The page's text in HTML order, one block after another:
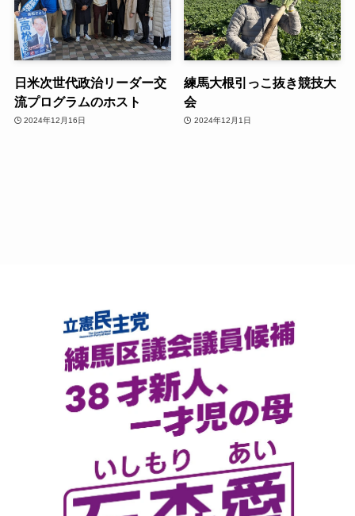
日米次世代政治リーダー交
流プログラムのホスト
2024年12月16日
練馬大根引っこ抜き競技大
会
2024年12月1日